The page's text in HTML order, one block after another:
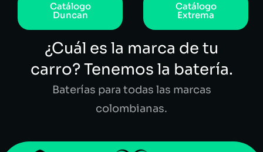
Catálogo
Duncan
Catálogo
Extrema
¿Cuál es la marca de tu
carro? Tenemos la batería.
Baterías para todas las marcas
colombianas.